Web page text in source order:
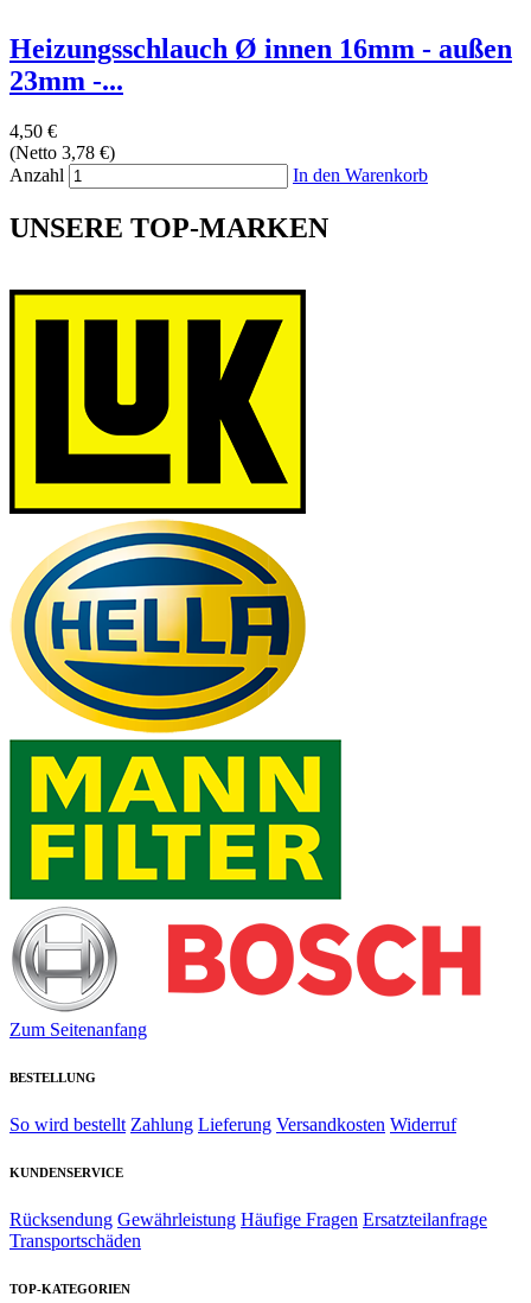
Heizungsschlauch Ø innen 16mm - außen
23mm -...
4,50 €
(Netto 3,78 €)
Anzahl
In den Warenkorb
UNSERE TOP-MARKEN
Zum Seitenanfang
BESTELLUNG
So wird bestellt Zahlung Lieferung Versandkosten Widerruf
KUNDENSERVICE
Rücksendung Gewährleistung Häufige Fragen Ersatzteilanfrage
Transportschäden
TOP-KATEGORIEN